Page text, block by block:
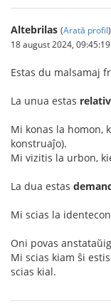
Altebrilas (Arată profil)
18 august 2024, 09:45:19
Estas du malsamaj
La unua estas
Mi konas la homon,
konstruaĵo).
Mi vizitis la urbon,
La dua estas
Mi scias la
Oni povas
Mi scias kiam ŝi
scias kial.